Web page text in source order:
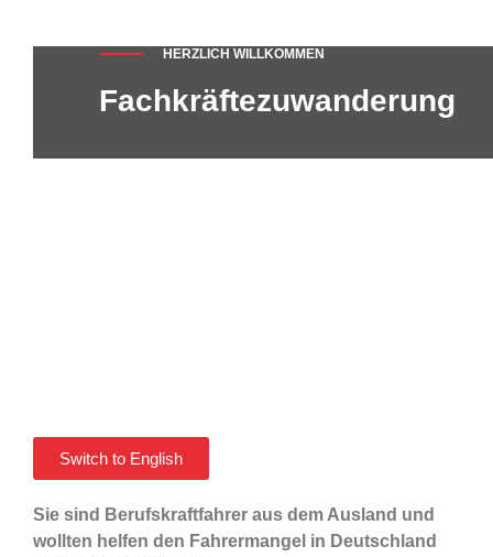
HERZLICH WILLKOMMEN
Fachkräftezuwanderung
Switch to English
Sie sind Berufskraftfahrer aus dem Ausland und
wollten helfen den Fahrermangel in Deutschland